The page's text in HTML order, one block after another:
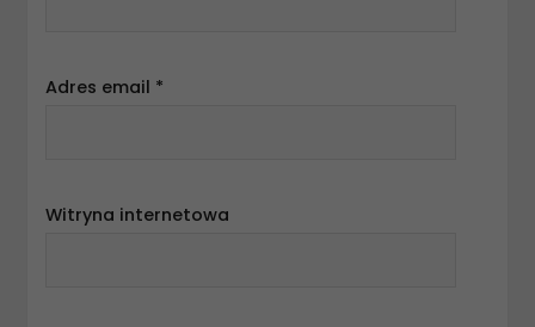
Adres email *
Witryna internetowa